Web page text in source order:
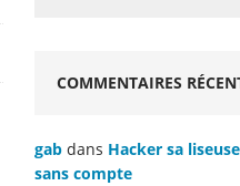
COMMENTAIRES
gab dans Hacker sa
sans compte